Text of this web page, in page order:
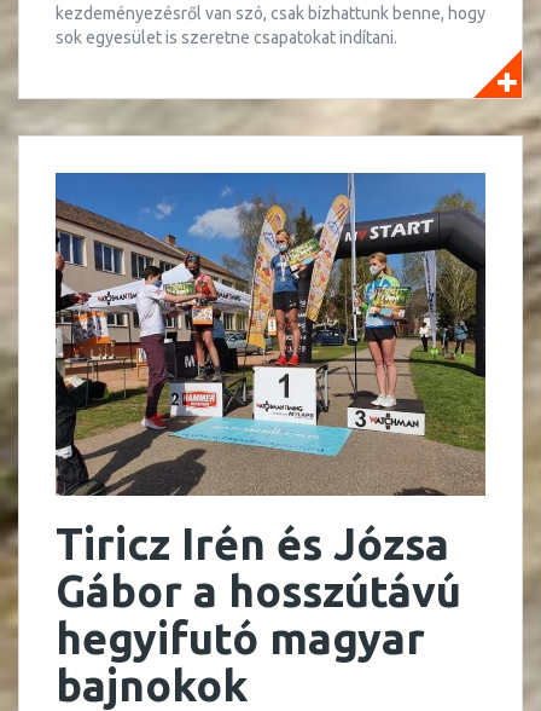
kezdeményezésről van szó, csak bízhattunk benne, hogy
sok egyesület is szeretne csapatokat indítani.
Tiricz Irén és Józsa
Gábor a hosszútávú
hegyifutó magyar
bajnokok